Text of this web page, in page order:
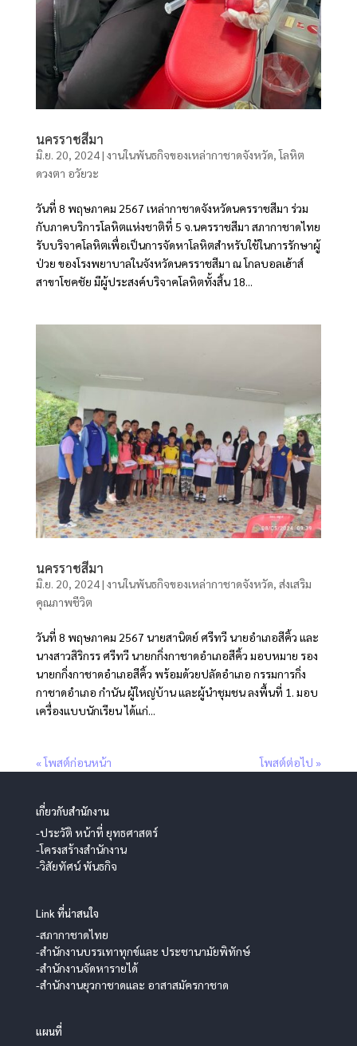
นครราชสีมา
มิ.ย. 20, 2024| งานในพันธกิจของเหล่ากาชาดจังหวัด,โลหิต
ดวงตา อวัยวะ
วันที่ 8 พฤษภาคม 2567 เหล่ากาชาดจังหวัดนครราชสีมา ร่วม
กับภาคบริการโลหิตแห่งชาติที่ 5 จ.นครราชสีมา สภากาชาดไทย
รับบริจาคโลหิตเพื่อเป็นการจัดหาโลหิตสำหรับใช้ในการรักษาผู้
ป่วย ของโรงพยาบาลในจังหวัดนครราชสีมา ณ โกลบอลเฮ้าส์
สาขาโชคชัย มีผู้ประสงค์บริจาคโลหิตทั้งสิ้น 18...
นครราชสีมา
มิ.ย. 20, 2024| งานในพันธกิจของเหล่ากาชาดจังหวัด, ส่งเสริม
คุณภาพชีวิต
วันที่ 8 พฤษภาคม 2567 นายสานิตย์ ศรีทวี นายอำเภอสีคิ้ว และ
นางสาวสิริกรร ศรีทวี นายกกิ่งกาชาดอำเภอสีคิ้ว มอบหมาย รอง
นายกกิ่งกาชาดอำเภอสีคิ้ว พร้อมด้วยปลัดอำเภอ กรรมการกิ่ง
กาชาดอำเภอ กำนัน ผู้ใหญ่บ้าน และผู้นำชุมชน ลงพื้นที่ 1. มอบ
เครื่องแบบนักเรียน ได้แก่...
« โพสต์ก่อนหน้า โพสต์ต่อไป »
เกี่ยวกับสำนักงาน
-ประวัติ หน้าที่ ยุทธศาสตร์
-โครงสร้างสำนักงาน
-วิสัยทัศน์ พันธกิจ
Link ที่น่าสนใจ
-สภากาชาดไทย
-สำนักงานบรรเทาทุกข์และ ประชานามัยพิทักษ์
-สำนักงานจัดหารายได้
-สำนักงานยุวกาชาดและ อาสาสมัครกาชาด
แผนที่